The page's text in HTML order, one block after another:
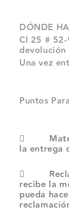
DÓNDE
Cl 25 #
Una vez
Puntos

la entrega

recibe la
pueda